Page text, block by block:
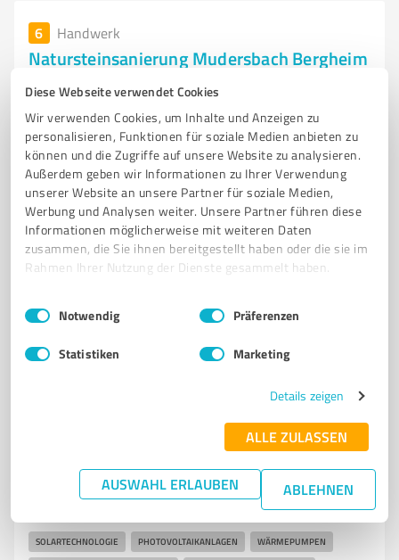
Diese Webseite verwendet Cookies
Wir verwenden Cookies, um Inhalte und Anzeigen zu
personalisieren, Funktionen für soziale Medien anbieten zu
können und die Zugriffe auf unsere Website zu analysieren.
Außerdem geben wir Informationen zu Ihrer Verwendung
unserer Website an unsere Partner für soziale Medien,
Werbung und Analysen weiter. Unsere Partner führen diese
Informationen möglicherweise mit weiteren Daten
zusammen, die Sie ihnen bereitgestellt haben oder die sie im
Rahmen Ihrer Nutzung der Dienste gesammelt haben.
Impressum Datenschutzbestimmungen
Einwilligungsauswahl
Notwendig Präferenzen
Statistiken Marketing
Details zeigen
ALLE ZULASSEN
AUSWAHL ERLAUBEN ABLEHNEN
6 Handwerk
Natursteinsanierung Mudersbach Bergheim
Professionelle Sanierung von Natursteinböden und
NATURSTEINSANIERUNG MARMORARBEITEN GRANITSANIERUNG
OBERFLÄCHENSANIERUNG
RESTAURATION FASSADENSANIERUNG HANDWERKLICHE SORGFALT
KUNDENBEWERTUNGEN ERFTKREIS PREIS-LEISTUNGS-VERHÄLTNIS
Petunienweg 66, 50127 Bergheim
75 Bewertungen (1 Quelle)
Kölner Solar Profis - Ihr Partner für
Photovoltaikanlagen und Wärmepumpen
SOLARTECHNOLOGIE PHOTOVOLTAIKANLAGEN WÄRMEPUMPEN